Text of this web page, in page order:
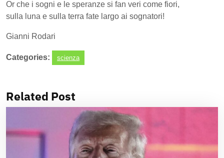
Or che i sogni e le speranze si fan veri come fiori,
sulla luna e sulla terra fate largo ai sognatori!
Gianni Rodari
Categories: scienza
Related Post